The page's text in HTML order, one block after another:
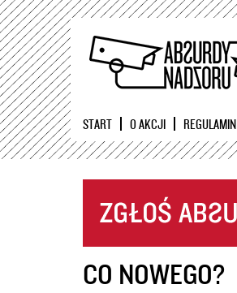
START O AKCJI REGULAMIN
CO NOWEGO?